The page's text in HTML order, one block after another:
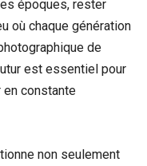
époques, rester
où chaque génération
de
est essentiel pour
en constante
non seulement